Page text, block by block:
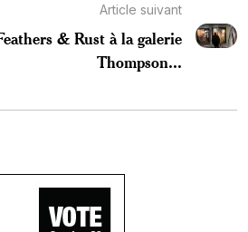
Article suivant
& Rust à la galerie
Thompson...